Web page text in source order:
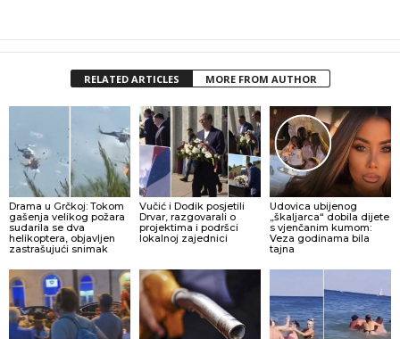
RELATED ARTICLES MORE FROM AUTHOR
Drama u Grčkoj: Tokom
gašenja velikog požara
sudarila se dva
helikoptera, objavljen
zastrašujući snimak
Vučić i Dodik posjetili
Drvar, razgovarali o
projektima i podršci
lokalnoj zajednici
Udovica ubijenog
„škaljarca“ dobila dijete
s vjenčanim kumom:
Veza godinama bila
tajna